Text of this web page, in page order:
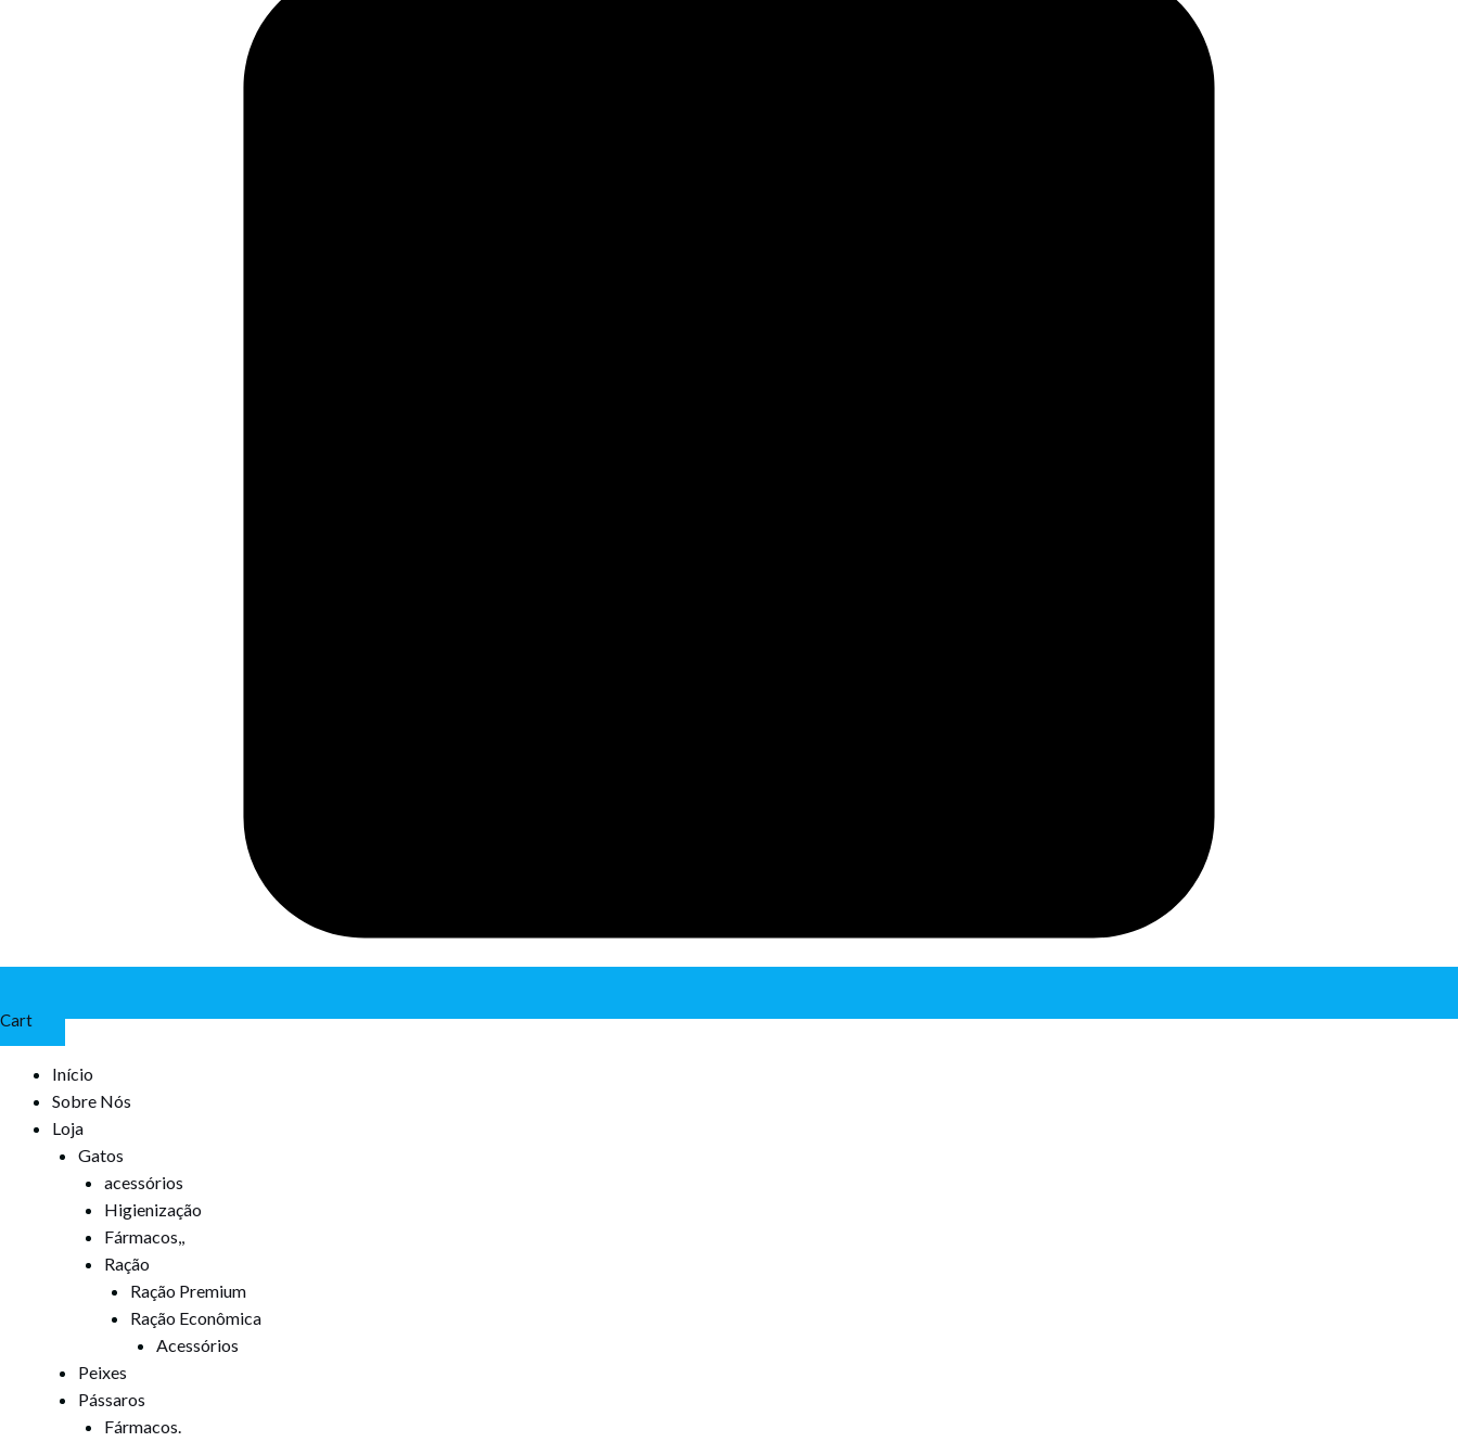
Cart
Início
Sobre Nós
Loja
Gatos
acessórios
Higienização
Fármacos,,
Ração
Ração Premium
Ração Econômica
Acessórios
Peixes
Pássaros
Fármacos.